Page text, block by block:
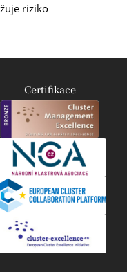
riziko
Certifikace